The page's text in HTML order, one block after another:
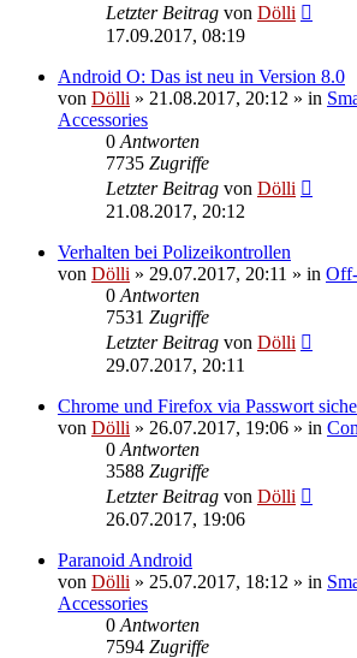
Letzter Beitrag von Dölli
17.09.2017, 08:19
Android O: Das ist neu in Version 8.0
von Dölli » 21.08.2017, 20:12 » in
Accessories
0 Antworten
7735 Zugriffe
Letzter Beitrag von Dölli
21.08.2017, 20:12
Verhalten bei Polizeikontrollen
von Dölli » 29.07.2017, 20:11 » in
0 Antworten
7531 Zugriffe
Letzter Beitrag von Dölli
29.07.2017, 20:11
Chrome und Firefox via Passwort
von Dölli » 26.07.2017, 19:06 » in
0 Antworten
3588 Zugriffe
Letzter Beitrag von Dölli
26.07.2017, 19:06
Paranoid Android
von Dölli » 25.07.2017, 18:12 » in
Accessories
0 Antworten
7594 Zugriffe